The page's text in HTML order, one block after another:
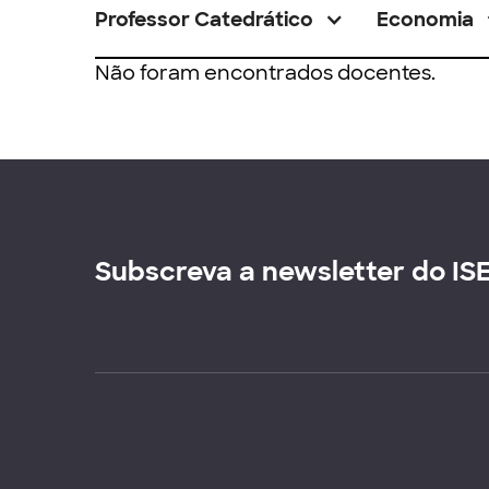
Professor Catedrático Economia
Não foram encontrados docentes.
Subscreva a newsletter do